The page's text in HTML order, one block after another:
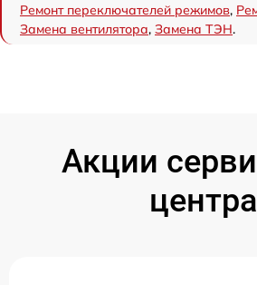
Ремонт переключателей режимов,
Замена вентилятора, Замена ТЭН.
Акции
центра